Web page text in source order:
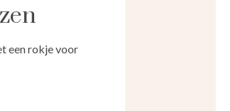
een rokje voor